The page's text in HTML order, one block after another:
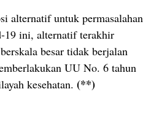
alternatif untuk permasalahan
19 ini, alternatif terakhir
besar tidak berjalan
UU No. 6 tahun
kesehatan. (**)